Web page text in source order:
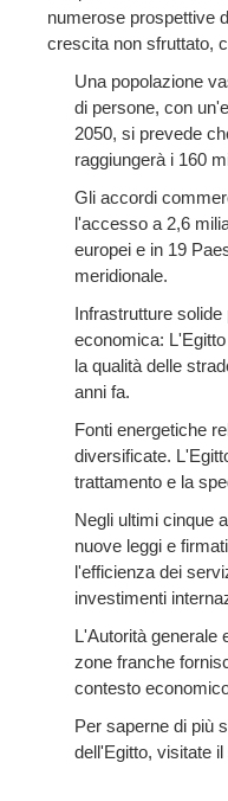
numerose prospettive
crescita non sfruttato,
Una popolazione
di persone, con
2050, si prevede
raggiungerà i 160
Gli accordi
l'accesso a 2,6
europei e in 19
meridionale.
Infrastrutture
economica:
la qualità delle
anni fa.
Fonti energetiche
diversificate.
trattamento e la
Negli ultimi cinque
nuove leggi e
l'efficienza dei
investimenti
L'Autorità generale
zone franche
contesto
Per saperne di più
dell'Egitto, visitate